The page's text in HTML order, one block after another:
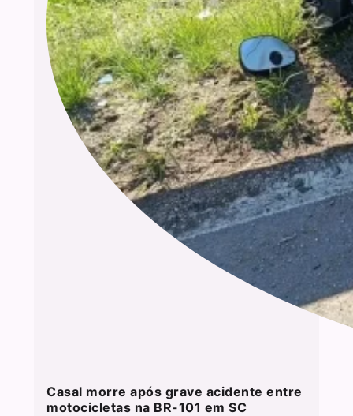
Casal morre após grave acidente entre
motocicletas na BR-101 em SC